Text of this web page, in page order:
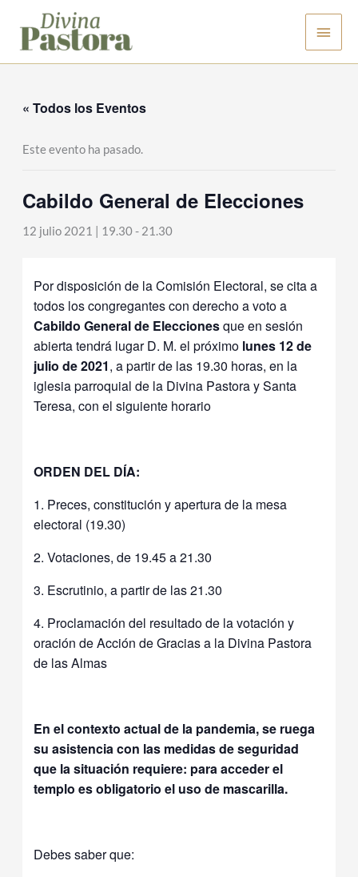
contenido
« Todos los Eventos
Este evento ha pasado.
Cabildo General de Elecciones
12 julio 2021 | 19.30- 21.30
Por disposición de la Comisión Electoral, se cita a
todos los congregantes con derecho a voto a
Cabildo General de Eleccionesque en sesión
abierta tendrá lugar D. M. el próximo lunes 12 de
julio de 2021, a partir de las 19.30 horas, en la
iglesia parroquial de la Divina Pastora y Santa
Teresa, con el siguiente horario
ORDEN DEL DÍA:
1. Preces, constitución y apertura de la mesa
electoral (19.30)
2. Votaciones, de 19.45 a 21.30
3. Escrutinio, a partir de las 21.30
4. Proclamación del resultado de la votación y
oración de Acción de Gracias a la Divina Pastora
de las Almas
En el contexto actual de la pandemia, se ruega
su asistencia con las medidas de seguridad
que la situación requiere: para acceder el
templo es obligatorio el uso de mascarilla.
Debes saber que: